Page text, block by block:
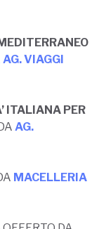
AG. VIAGGI
ITALIANA PER
AG.
MACELLERIA